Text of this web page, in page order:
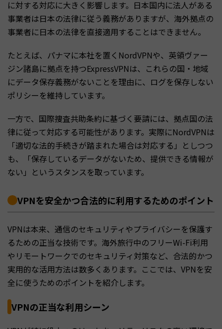
に対する対応に大きく影響します。日本国内に法人がある
事業者は日本の法律に従う義務がありますが、海外拠点の
事業者に日本の法律を直接適用することはできません。
たとえば、パナマに本社を置くNordVPNや、英領ヴァー
ジン諸島に拠点を持つExpressVPNは、これらの国・地域
にデータ保存義務がないことを理由に、ログを保存しない
ポリシーを維持しています。
一方で、国際捜査共助条約に基づく要請には、拠点国の法
律に従って対応する可能性があります。実際にNordVPNは
「適切な法的手続きが踏まれた場合は対応する」としつつ
も、「保存しているデータがないため、提供できる情報が
ない」というスタンスを取っています。
VPNを安全かつ合法的に利用するためのポイント
VPNは本来、通信のセキュリティやプライバシーを保護す
るための正当な技術です。海外旅行中のフリーWi-Fi利用
やリモートワークでのセキュリティ対策など、合法的かつ
実用的な活用方法は数多くあります。ここでは、VPNを安
全に使うためのポイントを紹介します。
VPNの正当な利用シーン